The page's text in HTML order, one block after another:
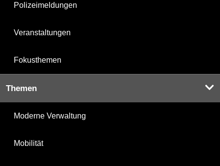
Polizeimeldungen
Veranstaltungen
Fokusthemen
Themen
Moderne Verwaltung
Mobilität